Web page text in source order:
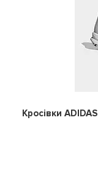
Кросівки